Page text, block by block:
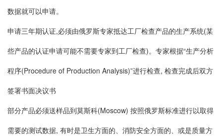
数据就可以申请。
申请三年期认证,必须由俄罗斯专家抵达工厂检查产品的生产系统(某
些产品的认证申请可能不需要专家到工厂检查)。专家根据“生产分析
程序(Procedure of Production Analysis)”进行检查, 检查完成后双方
签署书面决议书
部分产品必须送样品到莫斯科(Moscow) 按照俄罗斯标准进行以取得
需要的测试数据, 有时是卫生方面的、消防安全方面的、或是质量方